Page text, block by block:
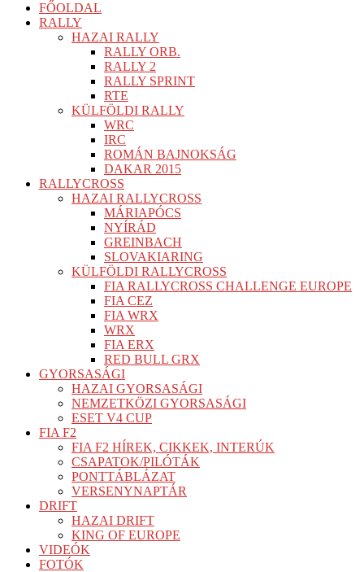
FŐOLDAL
RALLY
HAZAI RALLY
RALLY ORB.
RALLY 2
RALLY SPRINT
RTE
KÜLFÖLDI RALLY
WRC
IRC
ROMÁN BAJNOKSÁG
DAKAR 2015
RALLYCROSS
HAZAI RALLYCROSS
MÁRIAPÓCS
NYÍRÁD
GREINBACH
SLOVAKIARING
KÜLFÖLDI RALLYCROSS
FIA RALLYCROSS CHALLENGE EUROPE
FIA CEZ
FIA WRX
WRX
FIA ERX
RED BULL GRX
GYORSASÁGI
HAZAI GYORSASÁGI
NEMZETKÖZI GYORSASÁGI
ESET V4 CUP
FIA F2
FIA F2 HÍREK, CIKKEK, INTERÚK
CSAPATOK/PILÓTÁK
PONTTÁBLÁZAT
VERSENYNAPTÁR
DRIFT
HAZAI DRIFT
KING OF EUROPE
VIDEÓK
FOTÓK